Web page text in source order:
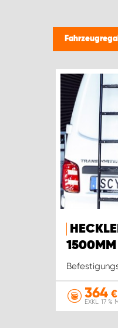
1500MM
364 €
EXKL. 17 %